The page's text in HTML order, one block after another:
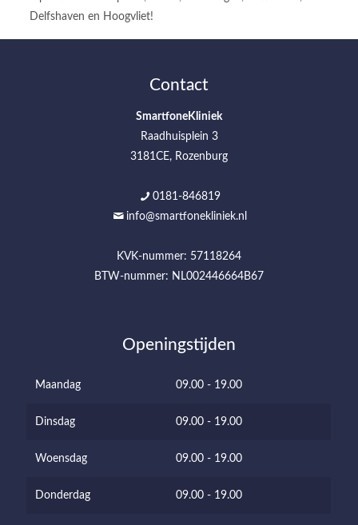
Delfshaven en Hoogvliet!
Contact
SmartfoneKliniek
Raadhuisplein 3
3181CE, Rozenburg
0181-846819
info@smartfonekliniek.nl
KVK-nummer: 57118264
BTW-nummer: NL002446664B67
Openingstijden
Maandag 09.00 - 19.00
Dinsdag 09.00 - 19.00
Woensdag 09.00 - 19.00
Donderdag 09.00 - 19.00